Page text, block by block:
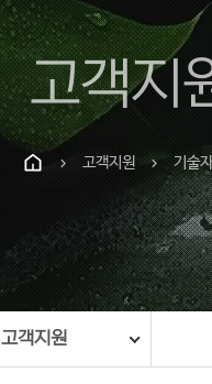
고객지
chevron_right 고객지원 chevron_right 기술
고객지원